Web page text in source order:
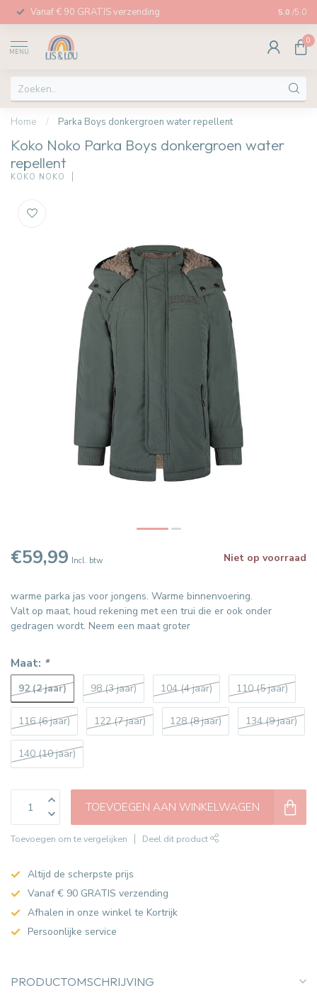
Vanaf € 90 GRATIS verzending Afhalen
5.0 /5.0
MENU
0
Home / Parka Boys donkergroen water repellent
Koko Noko Parka Boys donkergroen water
repellent
KOKO NOKO
€59,99 Incl. btw Niet op voorraad
warme parka jas voor jongens. Warme binnenvoering.
Valt op maat, houd rekening met een trui die er ook onder
gedragen wordt. Neem een maat groter
Maat: *
92 (2 jaar) 98 (3 jaar) 104 (4 jaar) 110 (5 jaar)
116 (6 jaar) 122 (7 jaar) 128 (8 jaar) 134 (9 jaar)
140 (10 jaar)
TOEVOEGEN AAN WINKELWAGEN
Toevoegen om te vergelijken Deel dit product
Altijd de scherpste prijs
Vanaf € 90 GRATIS verzending
Afhalen in onze winkel te Kortrijk
Persoonlijke service
PRODUCTOMSCHRIJVING